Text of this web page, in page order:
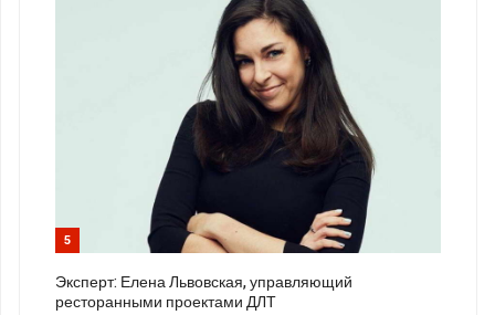
5
Эксперт: Елена Львовская, управляющий
ресторанными проектами ДЛТ